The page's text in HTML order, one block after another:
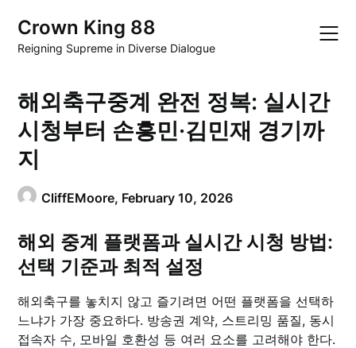
content
Crown King 88
Reigning Supreme in Diverse Dialogue
해외축구중계 완전 정복: 실시간
시청부터 손흥민·김민재 경기까
지
CliffEMoore, February 10, 2026
해외 중계 플랫폼과 실시간 시청 방법:
선택 기준과 최적 설정
해외축구를 놓치지 않고 즐기려면 어떤 플랫폼을 선택하
느냐가 가장 중요하다. 방송권 계약, 스트리밍 품질, 동시
접속자 수, 모바일 호환성 등 여러 요소를 고려해야 한다.